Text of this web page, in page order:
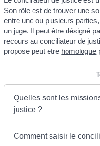
Son rôle est de trouver une
entre une ou plusieurs
un juge. Il peut être désigné
recours au conciliateur de
propose peut être homologué
Quelles sont les
justice ?
Comment saisir le